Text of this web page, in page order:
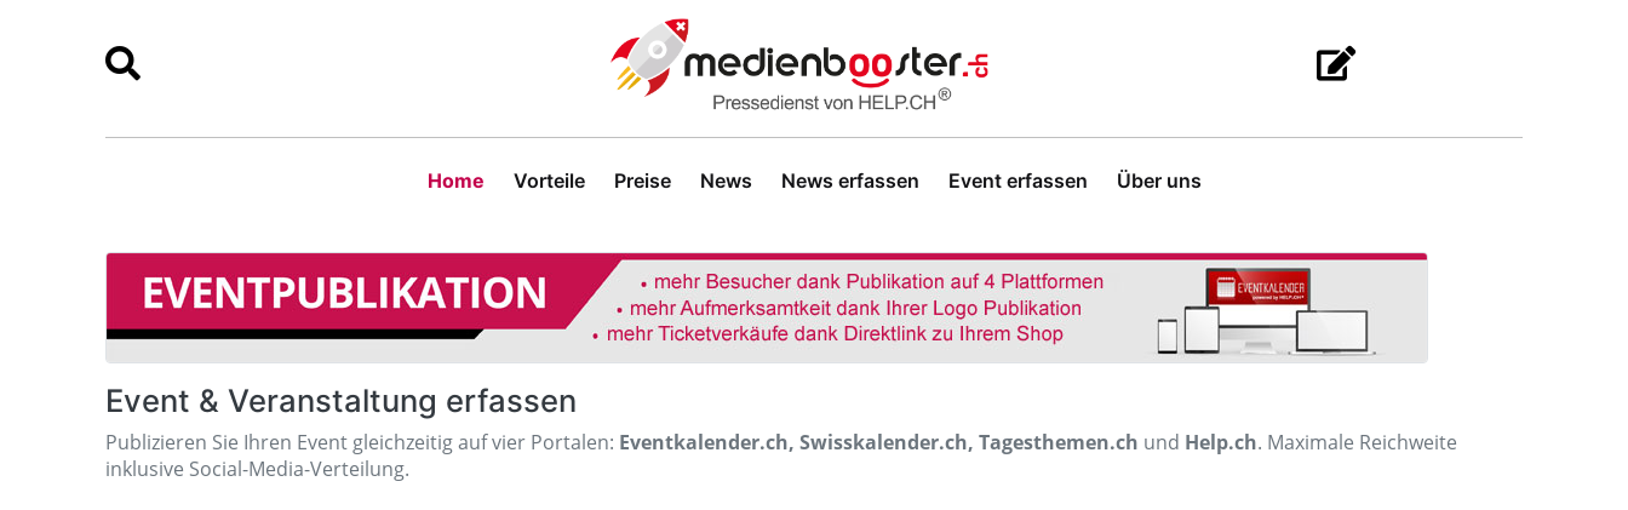
Home Vorteile Preise News News erfassen Event erfassen Über uns
Event & Veranstaltung erfassen
Publizieren Sie Ihren Event gleichzeitig auf vier Portalen: Eventkalender.ch, Swisskalender.ch, Tagesthemen.ch und Help.ch. Maximale Reichweite
inklusive Social-Media-Verteilung.